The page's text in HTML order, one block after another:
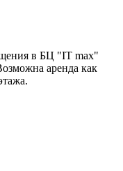
в БЦ "IT max"
аренда как